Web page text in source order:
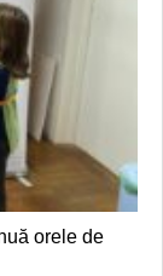
orele de